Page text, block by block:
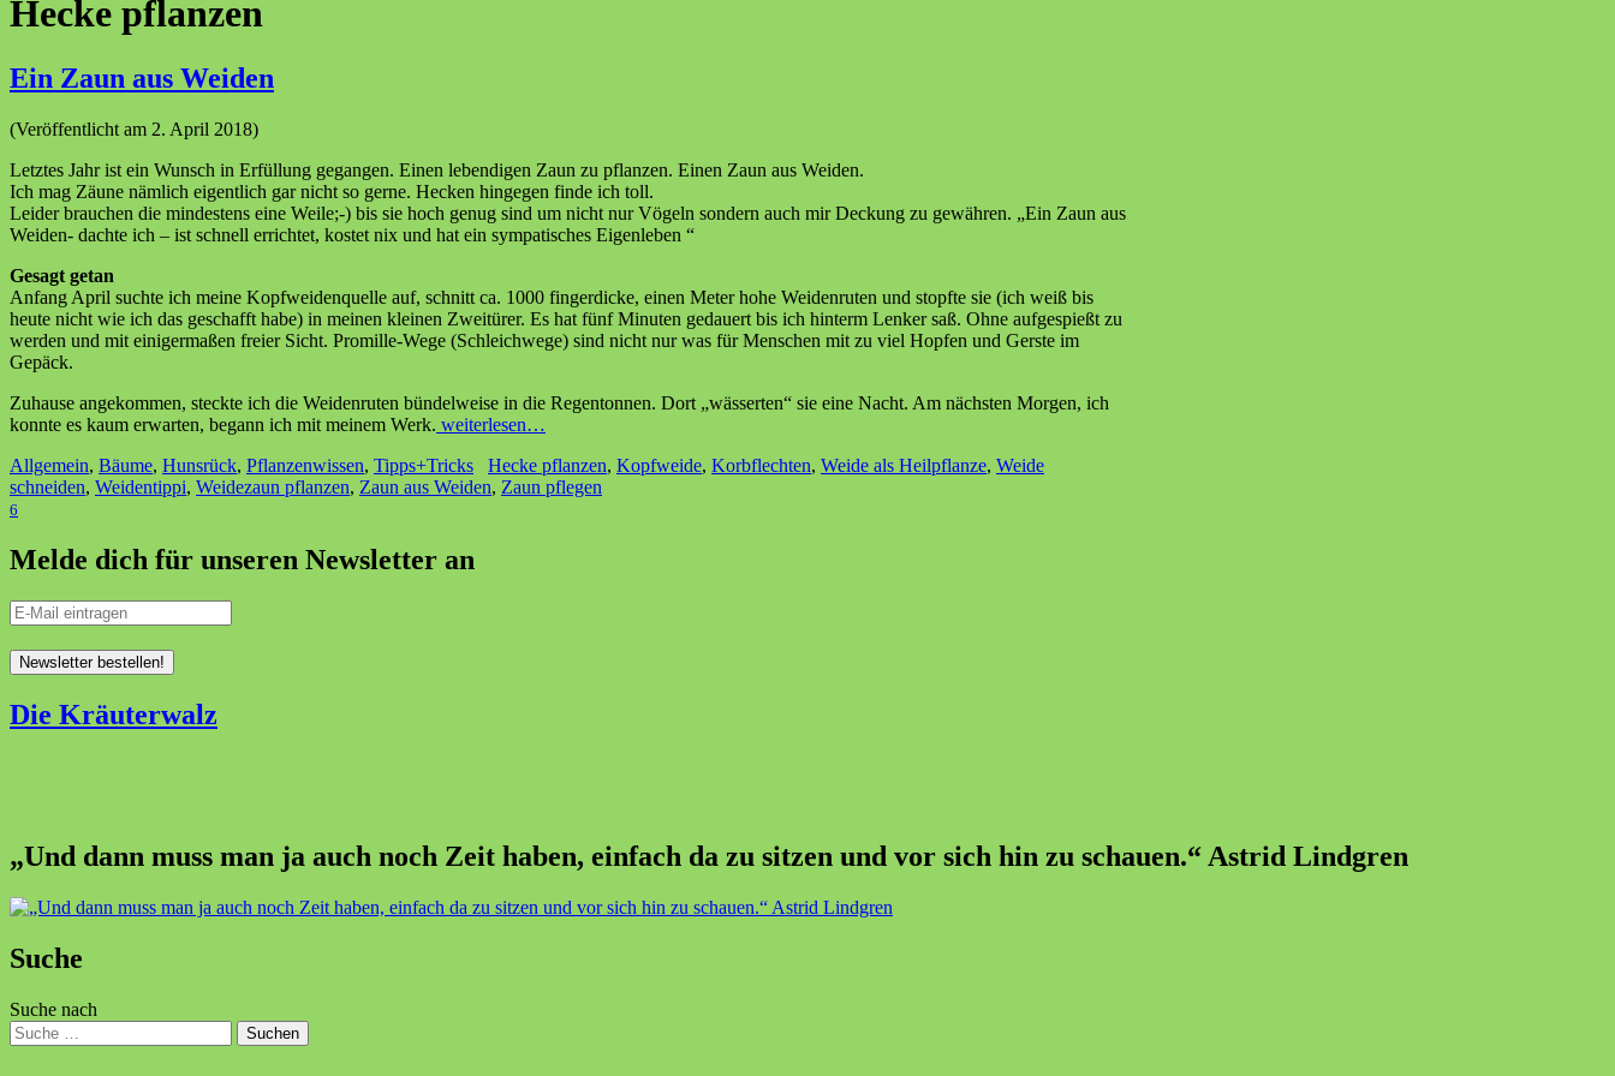
Hecke pflanzen
Ein Zaun aus Weiden
(Veröffentlicht am 2. April 2018)
Letztes Jahr ist ein Wunsch in Erfüllung gegangen. Einen lebendigen Zaun zu pflanzen. Einen Zaun aus Weiden.
Ich mag Zäune nämlich eigentlich gar nicht so gerne. Hecken hingegen finde ich toll.
Leider brauchen die mindestens eine Weile;-) bis sie hoch genug sind um nicht nur Vögeln sondern auch mir Deckung zu gewähren. „Ein Zaun aus
Weiden- dachte ich – ist schnell errichtet, kostet nix und hat ein sympatisches Eigenleben “
Gesagt getan
Anfang April suchte ich meine Kopfweidenquelle auf, schnitt ca. 1000 fingerdicke, einen Meter hohe Weidenruten und stopfte sie (ich weiß bis
heute nicht wie ich das geschafft habe) in meinen kleinen Zweitürer. Es hat fünf Minuten gedauert bis ich hinterm Lenker saß. Ohne aufgespießt zu
werden und mit einigermaßen freier Sicht. Promille-Wege (Schleichwege) sind nicht nur was für Menschen mit zu viel Hopfen und Gerste im
Gepäck.
Zuhause angekommen, steckte ich die Weidenruten bündelweise in die Regentonnen. Dort „wässerten“ sie eine Nacht. Am nächsten Morgen, ich
konnte es kaum erwarten, begann ich mit meinem Werk. weiterlesen…
Allgemein, Bäume, Hunsrück, Pflanzenwissen, Tipps+Tricks Hecke pflanzen, Kopfweide, Korbflechten, Weide als Heilpflanze, Weide
schneiden, Weidentippi, Weidezaun pflanzen, Zaun aus Weiden, Zaun pflegen
6
Melde dich für unseren Newsletter an
Die Kräuterwalz
„Und dann muss man ja auch noch Zeit haben, einfach da zu sitzen und vor sich hin zu schauen.“ Astrid Lindgren
Suche
Suche nach
Suchen